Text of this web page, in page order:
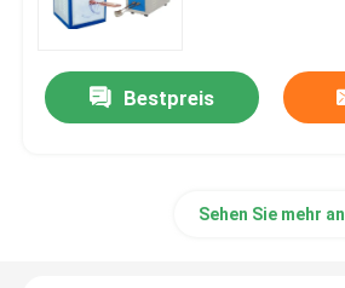
Hochfrequenzofen
Bestpreis
Sehen Sie mehr an